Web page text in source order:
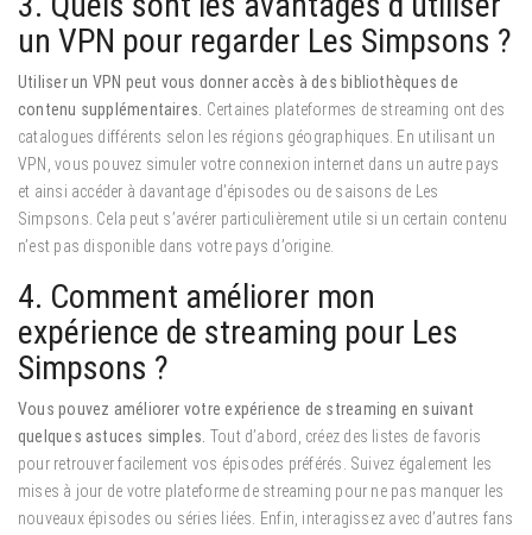
un VPN pour regarder Les Simpsons ?
Utiliser un VPN peut vous donner accès à des bibliothèques de
contenu supplémentaires. Certaines plateformes de streaming ont des
catalogues différents selon les régions géographiques. En utilisant un
VPN, vous pouvez simuler votre connexion internet dans un autre pays
et ainsi accéder à davantage d’épisodes ou de saisons de Les
Simpsons. Cela peut s’avérer particulièrement utile si un certain contenu
n’est pas disponible dans votre pays d’origine.
4. Comment améliorer mon
expérience de streaming pour Les
Simpsons ?
Vous pouvez améliorer votre expérience de streaming en suivant
quelques astuces simples. Tout d’abord, créez des listes de favoris
pour retrouver facilement vos épisodes préférés. Suivez également les
mises à jour de votre plateforme de streaming pour ne pas manquer les
nouveaux épisodes ou séries liées. Enfin, interagissez avec d’autres fans